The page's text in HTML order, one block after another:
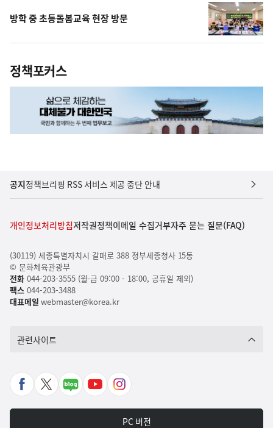
방학 중 초등돌봄교육 현장 방문
정책포커스
공지정책브리핑 RSS 서비스 제공 중단 안내
개인정보처리방침저작권정책이메일 수집거부자주 묻는 질문(FAQ)
(30119) 세종특별자치시 갈매로 388 정부세종청사 15동
© 문화체육관광부
전화044-203-3555 (월-금 09:00 - 18:00, 공휴일 제외)
팩스044-203-3488
대표메일 webmaster@korea.kr
관련사이트
페
X
네
유
인
타
PC 버전